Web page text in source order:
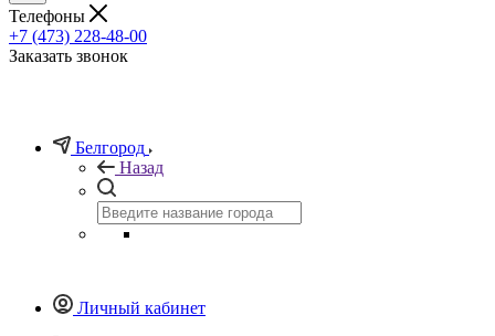
Телефоны
+7 (473) 228-48-00
Заказать звонок
Белгород
Назад
Личный кабинет